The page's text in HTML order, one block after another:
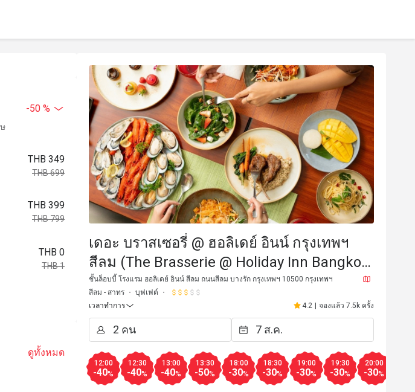
-50 %
THB 349
THB 699
THB 399
THB 799
THB 0
THB 1
ดูทั้งหมด
R*****d
d******n
เดอะ บราสเซอรี่ @ ฮอลิเดย์ อินน์ กรุงเทพฯ
สีลม (The Brasserie @ Holiday Inn Bangkok
Silom)
ชั้นล็อบบี้ โรงแรม ฮอลิเดย์ อินน์ สีลม ถนนสีลม บางรัก กรุงเทพฯ 10500 กรุงเทพฯ
สีลม - สาทร
บุฟเฟต์
เวลาทำการ
4.2 จองแล้ว 7.5k ครั้ง
12:00
-40%
12:30
-40%
13:00
-40%
13:30
-50%
18:00
-30%
18:30
-30%
19:00
-30%
19:30
-30%
20:00
-30%